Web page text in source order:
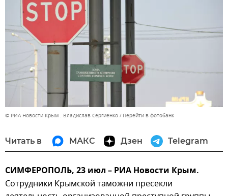
© РИА Новости Крым . Владислав Сергиенко Перейти в фотобанк
Читать в МАКС Дзен Telegram
СИМФЕРОПОЛЬ, 23 июл – РИА Новости Крым.
Сотрудники Крымской таможни пресекли